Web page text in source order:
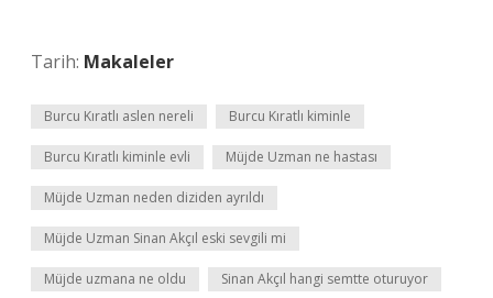
Tarih: Makaleler
Burcu Kıratlı aslen nereli Burcu Kıratlı kiminle
Burcu Kıratlı kiminle evli Müjde Uzman ne hastası
Müjde Uzman neden diziden ayrıldı
Müjde Uzman Sinan Akçıl eski sevgili mi
Müjde uzmana ne oldu Sinan Akçıl hangi semtte oturuyor